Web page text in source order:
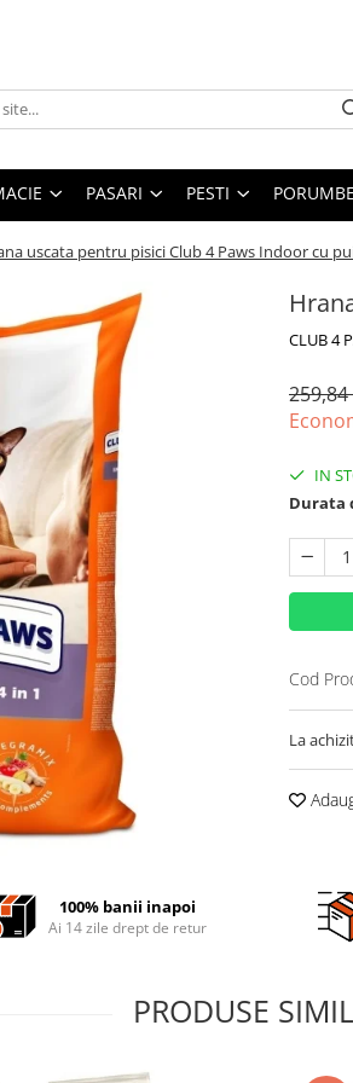
PASARI PESTI
uscata pentru pisici Club 4 Paws Indoor cu
CLUB 4
259,84
IN
Durata
Cod
La
100% banii inapoi
Ai 14 zile drept de retur
PRODUSE